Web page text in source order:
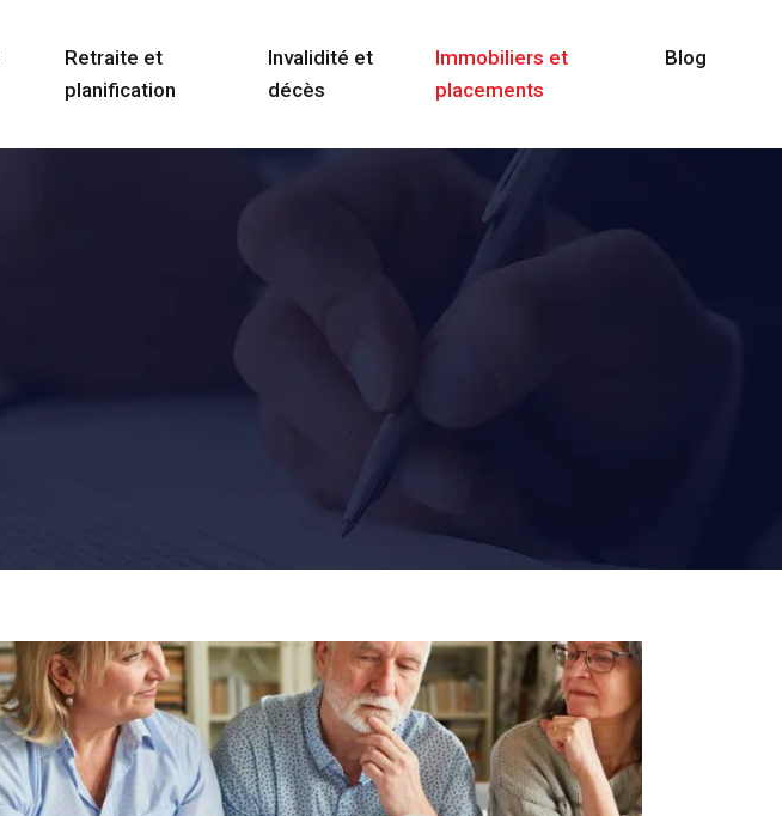
Retraite et
planification
Invalidité et
décès
Immobiliers et
placements
Blog